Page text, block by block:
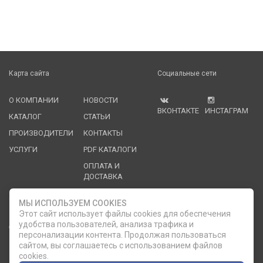
Карта сайта
О КОМПАНИИ
КАТАЛОГ
ПРОИЗВОДИТЕЛИ
УСЛУГИ
НОВОСТИ
СТАТЬИ
КОНТАКТЫ
PDF КАТАЛОГИ
ОПЛАТА И
ДОСТАВКА
Социальные сети
ВКОНТАКТЕ ИНСТАГРАМ
Служба клиентской поддержки
ОБРАТНЫЙ ЗВОНОК phone
8 (812) 335-21-16
8 (812) 335-21-17 7 (911) 947-43-48
МЫ ИСПОЛЬЗУЕМ COOKIES
Этот сайт использует файлы cookies для обеспечения
удобства пользователей, анализа трафика и
персонализации контента. Продолжая пользоваться
сайтом, вы соглашаетесь с использованием файлов
cookies.